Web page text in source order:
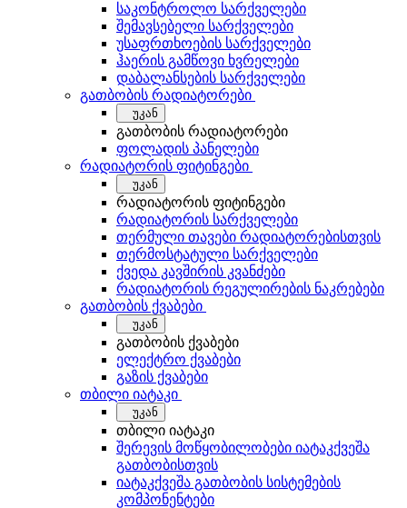
საკონტროლო სარქველები
შემავსებელი სარქველები
უსაფრთხოების სარქველები
ჰაერის გამწოვი ხვრელები
დაბალანსების სარქველები
გათბობის რადიატორები
უკან
გათბობის რადიატორები
ფოლადის პანელები
რადიატორის ფიტინგები
უკან
რადიატორის ფიტინგები
რადიატორის სარქველები
თერმული თავები რადიატორებისთვის
თერმოსტატული სარქველები
ქვედა კავშირის კვანძები
რადიატორის რეგულირების ნაკრებები
გათბობის ქვაბები
უკან
გათბობის ქვაბები
ელექტრო ქვაბები
გაზის ქვაბები
თბილი იატაკი
უკან
თბილი იატაკი
შერევის მოწყობილობები იატაკქვეშა
გათბობისთვის
იატაკქვეშა გათბობის სისტემების
კომპონენტები